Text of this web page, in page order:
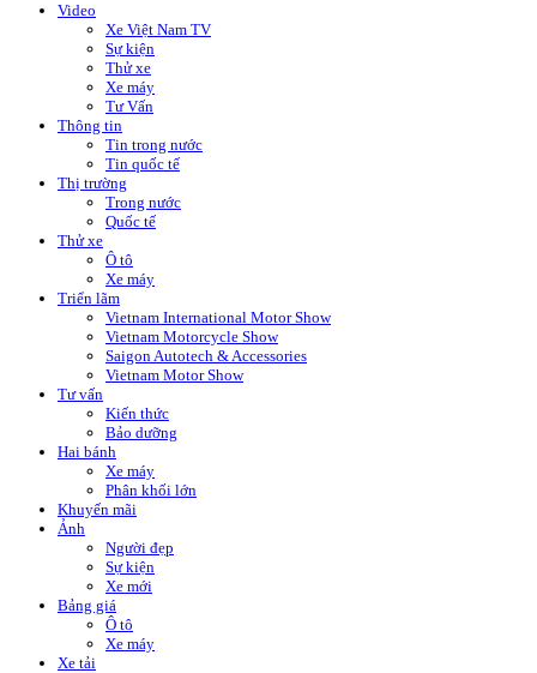
Video
Xe Việt Nam TV
Sự kiện
Thử xe
Xe máy
Tư Vấn
Thông tin
Tin trong nước
Tin quốc tế
Thị trường
Trong nước
Quốc tế
Thử xe
Ô tô
Xe máy
Triển lãm
Vietnam International Motor Show
Vietnam Motorcycle Show
Saigon Autotech & Accessories
Vietnam Motor Show
Tư vấn
Kiến thức
Bảo dưỡng
Hai bánh
Xe máy
Phân khối lớn
Khuyến mãi
Ảnh
Người đẹp
Sự kiện
Xe mới
Bảng giá
Ô tô
Xe máy
Xe tải